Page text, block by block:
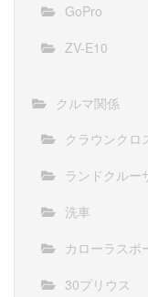
GoPro
ZV-E10
クルマ関係
クラウンクロ
ランドクルー
洗車
カローラスポ
30プリウス